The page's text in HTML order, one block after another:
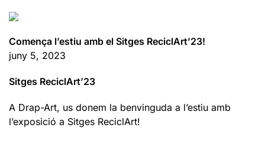
Comença l’estiu amb el Sitges ReciclArt’23!
juny 5, 2023
Sitges ReciclArt’23
A Drap-Art, us donem la benvinguda a l’estiu amb
l’exposició a Sitges ReciclArt!